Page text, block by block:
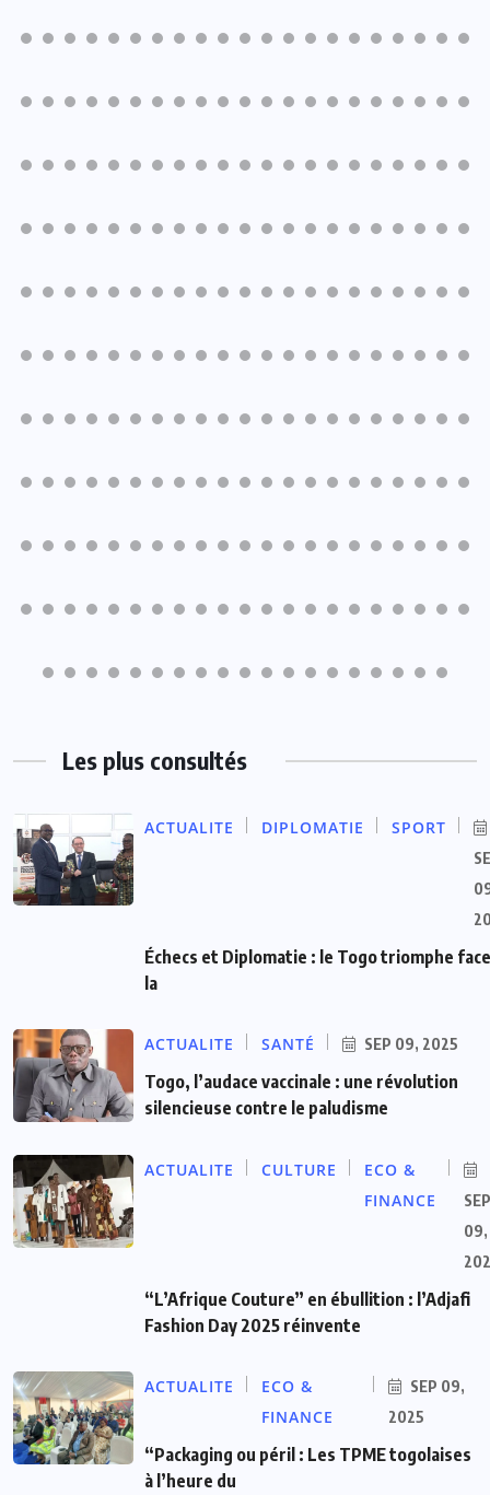
Les plus consultés
ACTUALITE DIPLOMATIE SPORT
Échecs et Diplomatie : le Togo triomphe
la
ACTUALITE SANTÉ SEP 09, 2025
Togo, l’audace vaccinale : une révolution
silencieuse contre le paludisme
ACTUALITE CULTURE
ECO &
FINANCE
SEP
09,
“L’Afrique Couture” en ébullition : l’Adjafi
Fashion Day 2025 réinvente
ACTUALITE
ECO &
FINANCE
SEP 09,
2025
“Packaging ou péril : Les TPME togolaises
à l’heure du